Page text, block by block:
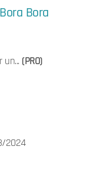
Bora
un... (PRO)
2024